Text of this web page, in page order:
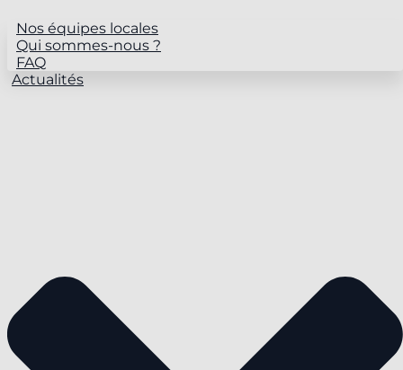
Nos équipes locales
Qui sommes-nous ?
FAQ
Actualités